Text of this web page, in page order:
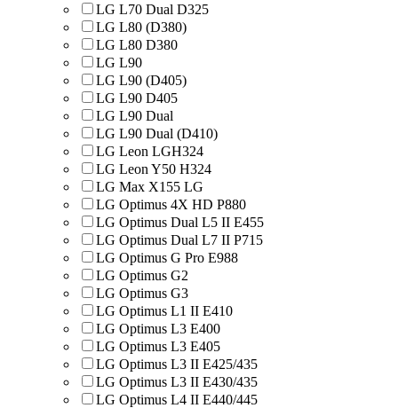
LG L70 Dual D325
LG L80 (D380)
LG L80 D380
LG L90
LG L90 (D405)
LG L90 D405
LG L90 Dual
LG L90 Dual (D410)
LG Leon LGH324
LG Leon Y50 H324
LG Max X155 LG
LG Optimus 4X HD P880
LG Optimus Dual L5 II E455
LG Optimus Dual L7 II P715
LG Optimus G Pro E988
LG Optimus G2
LG Optimus G3
LG Optimus L1 II E410
LG Optimus L3 E400
LG Optimus L3 E405
LG Optimus L3 II E425/435
LG Optimus L3 II E430/435
LG Optimus L4 II E440/445